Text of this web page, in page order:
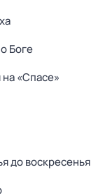
Боге
«Спасе»
до воскресенья